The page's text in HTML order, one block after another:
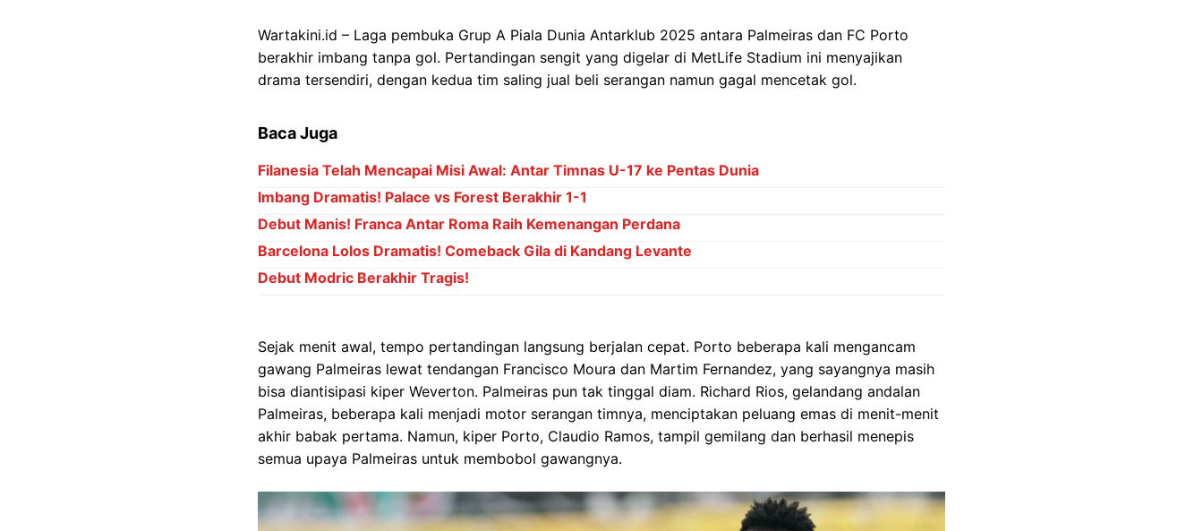
Wartakini.id – Laga pembuka Grup A Piala Dunia Antarklub 2025 antara Palmeiras dan FC Porto
berakhir imbang tanpa gol. Pertandingan sengit yang digelar di MetLife Stadium ini menyajikan
drama tersendiri, dengan kedua tim saling jual beli serangan namun gagal mencetak gol.
Baca Juga
Filanesia Telah Mencapai Misi Awal: Antar Timnas U-17 ke Pentas Dunia
Imbang Dramatis! Palace vs Forest Berakhir 1-1
Debut Manis! Franca Antar Roma Raih Kemenangan Perdana
Barcelona Lolos Dramatis! Comeback Gila di Kandang Levante
Debut Modric Berakhir Tragis!
Sejak menit awal, tempo pertandingan langsung berjalan cepat. Porto beberapa kali mengancam
gawang Palmeiras lewat tendangan Francisco Moura dan Martim Fernandez, yang sayangnya masih
bisa diantisipasi kiper Weverton. Palmeiras pun tak tinggal diam. Richard Rios, gelandang andalan
Palmeiras, beberapa kali menjadi motor serangan timnya, menciptakan peluang emas di menit-menit
akhir babak pertama. Namun, kiper Porto, Claudio Ramos, tampil gemilang dan berhasil menepis
semua upaya Palmeiras untuk membobol gawangnya.